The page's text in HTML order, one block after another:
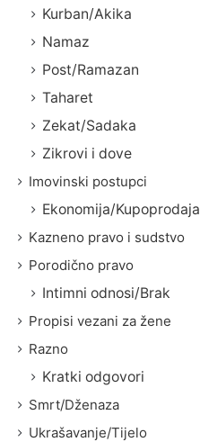
Kurban/Akika
Namaz
Post/Ramazan
Taharet
Zekat/Sadaka
Zikrovi i dove
Imovinski postupci
Ekonomija/Kupoprodaja
Kazneno pravo i sudstvo
Porodično pravo
Intimni odnosi/Brak
Propisi vezani za žene
Razno
Kratki odgovori
Smrt/Dženaza
Ukrašavanje/Tijelo